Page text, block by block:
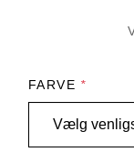
FARVE *